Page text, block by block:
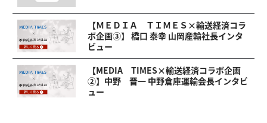
【ＭＥＤＩＡ ＴＩＭＥＳ×輸送経済コラ
ボ企画③】 橋口 泰幸 山岡産輸社長インタ
ビュー
【MEDIA TIMES×輸送経済コラボ企画
②】中野 晋一 中野倉庫運輸会長インタビ
ュー